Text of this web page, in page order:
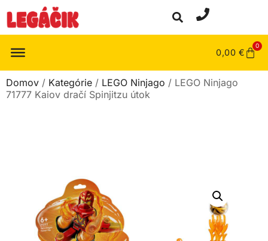
0,00 €
0
Domov / Kategórie / LEGO Ninjago / LEGO Ninjago
71777 Kaiov dračí Spinjitzu útok